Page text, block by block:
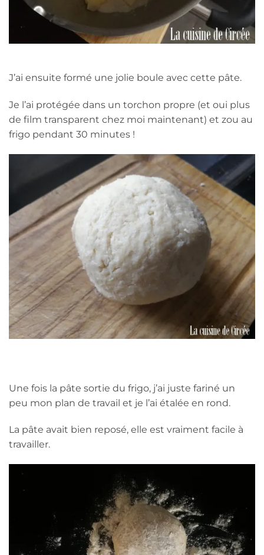
J’ai ensuite formé une jolie boule avec cette pâte.
Je l’ai protégée dans un torchon propre (et oui plus
de film transparent chez moi maintenant) et zou au
frigo pendant 30 minutes !
Une fois la pâte sortie du frigo, j’ai juste fariné un
peu mon plan de travail et je l’ai étalée en rond.
La pâte avait bien reposé, elle est vraiment facile à
travailler.